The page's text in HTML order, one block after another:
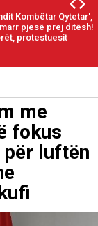
Kombëtar Qytetar',
pjesë prej ditësh!
protestuesit
me
fokus
luftën